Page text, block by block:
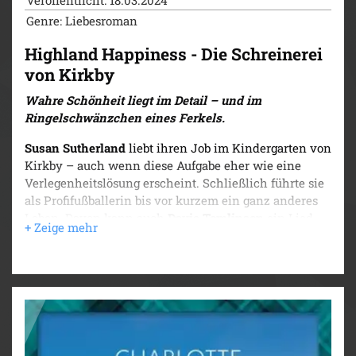
Genre: Liebesroman
Highland Happiness - Die Schreinerei
von Kirkby
Wahre Schönheit liegt im Detail – und im
Ringelschwänzchen eines Ferkels.
Susan Sutherland liebt ihren Job im Kindergarten von
Kirkby – auch wenn diese Aufgabe eher wie eine
Verlegenheitslösung erscheint. Schließlich führte sie
als Profifußballerin bis vor kurzem ein ganz anderes
singen. Der leidenschaftliche Schreiner hatte sein
Die beiden sind beste Freunde und setzen sich voller
Hingabe für die Dorfgemeinschaft ein. Doch plötzlich
gerät ihre vertraute Kameradschaft ins Wanken, als
Ernie und Bertha – ein Welpe und ein Ferkel – für